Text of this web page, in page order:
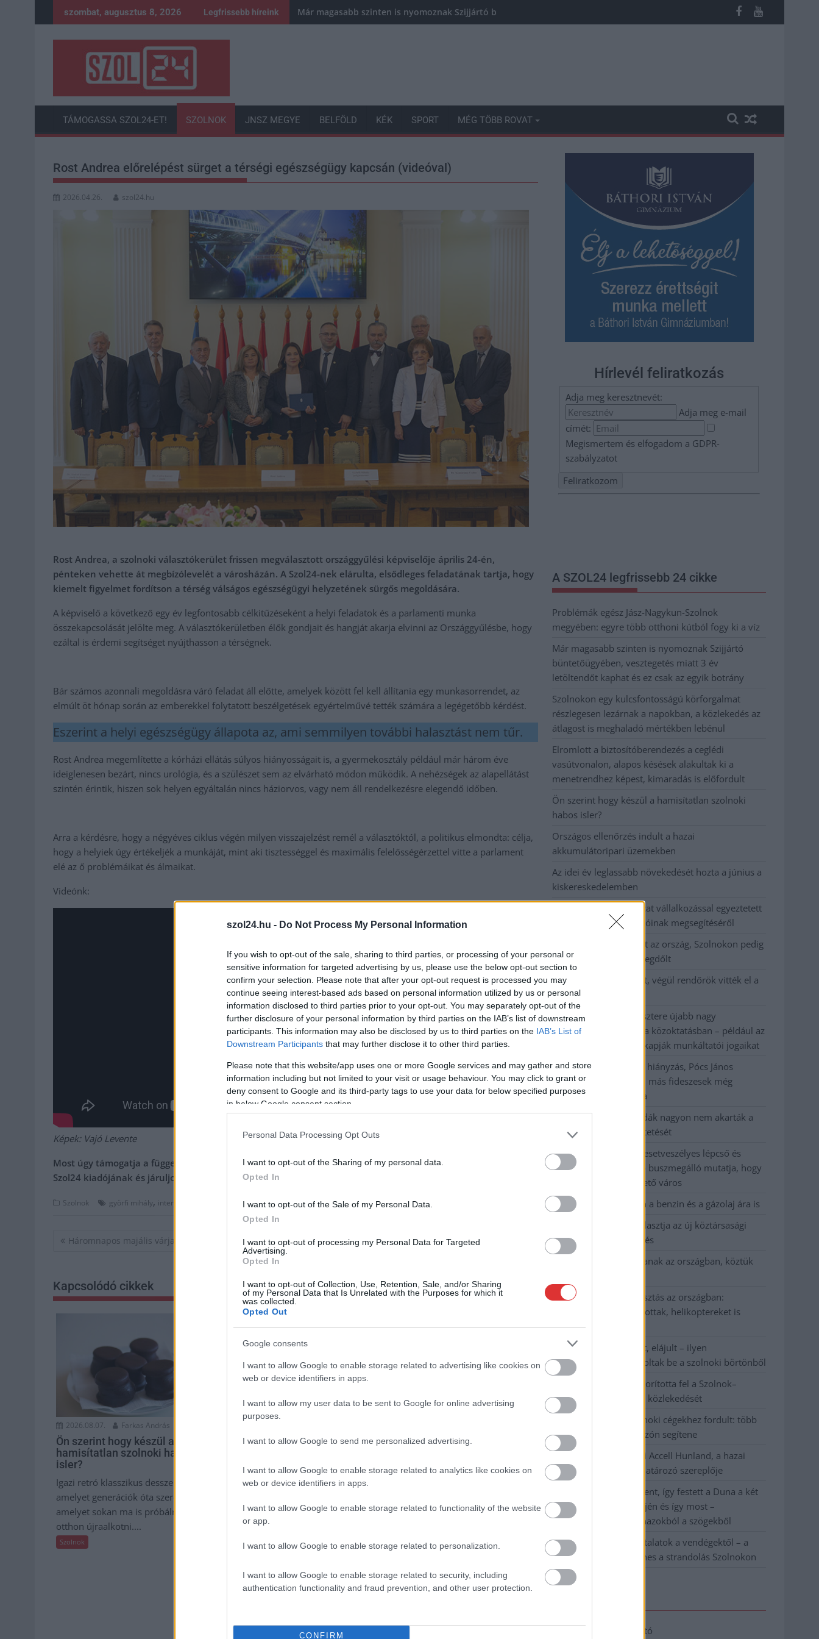
szol24.hu - Do Not Process My Personal Information
If you wish to opt-out of the sale, sharing to third parties, or processing of your personal or
sensitive information for targeted advertising by us, please use the below opt-out section to
confirm your selection. Please note that after your opt-out request is processed you may
continue seeing interest-based ads based on personal information utilized by us or personal
information disclosed to third parties prior to your opt-out. You may separately opt-out of the
further disclosure of your personal information by third parties on the IAB’s list of downstream
participants. This information may also be disclosed by us to third parties on the IAB’s List of
Downstream Participants that may further disclose it to other third parties.
Please note that this website/app uses one or more Google services and may gather and store
information including but not limited to your visit or usage behaviour. You may click to grant or
deny consent to Google and its third-party tags to use your data for below specified purposes
in below Google consent section.
Personal Data Processing Opt Outs
I want to opt-out of the Sharing of my personal data.
Opted In
I want to opt-out of the Sale of my Personal Data.
Opted In
I want to opt-out of processing my Personal Data for Targeted
Advertising.
Opted In
I want to opt-out of Collection, Use, Retention, Sale, and/or Sharing
of my Personal Data that Is Unrelated with the Purposes for which it
was collected.
Opted Out
Google consents
I want to allow Google to enable storage related to advertising like cookies on
web or device identifiers in apps.
I want to allow my user data to be sent to Google for online advertising
purposes.
I want to allow Google to send me personalized advertising.
I want to allow Google to enable storage related to analytics like cookies on
web or device identifiers in apps.
I want to allow Google to enable storage related to functionality of the website
or app.
I want to allow Google to enable storage related to personalization.
I want to allow Google to enable storage related to security, including
authentication functionality and fraud prevention, and other user protection.
CONFIRM
to
szombat, augusztus 8, 2026 Legfrissebb híreink Már magasabb szinten is nyomoznak Szijjártó büntetőügyében, vesztegetés miatt 3 év letöltendőt kaphat és ez csak az
TÁMOGASSA SZOL24-ET! SZOLNOK JNSZ MEGYE BELFÖLD KÉK SPORT MÉG TÖBB ROVAT
Rost Andrea előrelépést sürget a térségi egészségügy kapcsán (videóval)
2026.04.26. szol24.hu
Rost Andrea, a szolnoki választókerület frissen megválasztott országgyűlési képviselője április 24-én,
pénteken vehette át megbízólevelét a városházán. A Szol24-nek elárulta, elsődleges feladatának tartja, hogy
kiemelt figyelmet fordítson a térség válságos egészségügyi helyzetének sürgős megoldására.
A képviselő a következő egy év legfontosabb célkitűzéseként a helyi feladatok és a parlamenti munka
összekapcsolását jelölte meg. A választókerületben élők gondjait és hangját akarja elvinni az Országgyűlésbe, hogy
ezáltal is érdemi segítséget nyújthasson a térségnek.
Bár számos azonnali megoldásra váró feladat áll előtte, amelyek között fel kell állítania egy munkasorrendet, az
elmúlt öt hónap során az emberekkel folytatott beszélgetések egyértelművé tették számára a legégetőbb kérdést.
Eszerint a helyi egészségügy állapota az, ami semmilyen további halasztást nem tűr.
Rost Andrea megemlítette a kórházi ellátás súlyos hiányosságait is, a gyermekosztály például már három éve
ideiglenesen bezárt, nincs urológia, és a szülészet sem az elvárható módon működik. A nehézségek az alapellátást
szintén érintik, hiszen sok helyen egyáltalán nincs háziorvos, vagy nem áll rendelkezésre elegendő időben.
Arra a kérdésre, hogy a négyéves ciklus végén milyen visszajelzést remél a választóktól, a politikus elmondta: célja,
hogy a helyiek úgy értékeljék a munkáját, mint aki tisztességgel és maximális felelősségérzettel vitte a parlament
elé az ő problémáikat és álmaikat.
Videónk:
Képek: Vajó Levente
Most úgy támogatja a független médiát, hogy ez önnek egy fillérjébe sem kerül.Ajánlja fel adója 1%-át
Szol24 kiadójának és járuljon hozzá a szabad sajtó túléléséhez!
Szolnok györfi mihály, interjú országgyűlés ,rost andrea, sz24 ,szol24,Szolnok,tisza ,tisza párt
Bejegyzés
Háromnapos majális várja a jászberényieket Miért veszített a Fidesz? Bánki Erik a fiatalokat is okolja
Kapcsolódó cikkek
2026.08.07. Farkas András
Ön szerint hogy készül a
hamisítatlan szolnoki habos
isler?
Igazi retró klasszikus desszert,
amelyet generációk óta szeretnek, és
amelyet sokan ma is próbálnak
otthon újraalkotni....
Szolnok
41 fok fölé forrósodott az
másik rekord is megdőlt
Nem mindennapi adatokat
állomások csütörtökön: több
településen is olyan értékek
születtek, amelyek átírták...
Csendélet 5.0: alig
remek állapotban levő
buszmegálló mutatja, hogy
Ha csak ezeket a képeket látnánk, azt
járunk, de...
Hírlevél feliratkozás
Adja meg keresztnevét:
Adja meg e-mail
címét:
Megismertem és elfogadom a GDPR-
szabályzatot
A SZOL24 legfrissebb 24 cikke
Problémák egész Jász-Nagykun-Szolnok
megyében: egyre több otthoni kútból fogy ki a víz
Már magasabb szinten is nyomoznak Szijjártó
büntetőügyében, vesztegetés miatt 3 év
letöltendőt kaphat és ez csak az egyik botrány
Szolnokon egy kulcsfontosságú körforgalmat
részlegesen lezárnak a napokban, a közlekedés az
átlagost is meghaladó mértékben lebénul
Elromlott a biztosítóberendezés a ceglédi
vasútvonalon, alapos késések alakultak ki a
menetrendhez képest, kimaradás is előfordult
Ön szerint hogy készül a hamisítatlan szolnoki
habos isler?
Országos ellenőrzés indult a hazai
akkumulátoripari üzemekben
Az idei év leglassabb növekedését hozta a június a
kiskereskedelemben
Györfi Mihály több tucat vállalkozással egyeztetett
a kerékpárgyár dolgozóinak megsegítéséről
41 fok fölé forrósodott az ország, Szolnokon pedig
egy másik rekord is megdőlt
Egy telefonhívást akart, végül rendőrök vitték el a
mezőtúri férfit
A Tisza kormány minisztere újabb nagy
változásokról döntött a közoktatásban – például az
iskolaigazgatók visszakapják munkáltatói jogaikat
Sok volt az igazolatlan hiányzás, Pócs János
fizetéslevonást kapott, más fideszesek még
kevesebbet vittek haza
A Szolnok megyei gazdák nagyon nem akarták a
JÉGER további üzemeltetését
Csendélet 5.0: alig balesetveszélyes lépcső és
remek állapotban levő buszmegálló mutatja, hogy
Szolnok mennyire élhető város
Pénteken újra csökken a benzin és a gázolaj ára is
Napokon belül megválasztja az új köztársasági
elnököt az Országgyűlés
Kiterjedt tüzek pusztítanak az országban, köztük
Harmadfokú hőségriasztás az országban:
Szolnokon klímát javítottak, helikoptereket is
bevetettek a tüzeknél
A zárkában rosszul lett, elájult – ilyen
körülményekről számoltak be a szolnoki börtönből
Váratlan fennakadás borította fel a Szolnok–
Kecskemét vasútvonal közlekedését
A polgármester a szolnoki cégekhez fordult: több
száz elbocsátott dolgozón segítene
Csődbe ment a tószegi Accell Hunland, a hazai
kerékpárgyártás meghatározó szereplője
Egyszer fent, egyszer lent, így festett a Duna a két
évvel ezelőtti árvíz idején és így most –
fotógyűjtemény ugyanazokból a szögekből
Ilyenek eddig a tapasztalatok a vendégektől – a
hőhullám miatt ingyenes a strandolás Szolnokon
Adatkezelési tájékoztató